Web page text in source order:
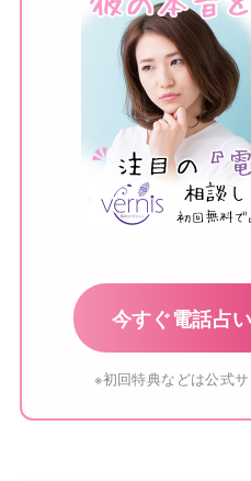
今すぐ電話占
※初回特典などは公式